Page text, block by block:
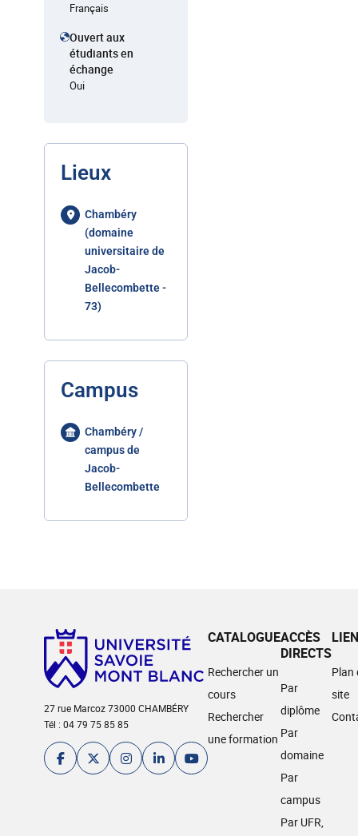
Français
Ouvert aux
étudiants en
échange
Oui
Lieux
Chambéry
(domaine
universitaire de
Jacob-
Bellecombette -
73)
Campus
Chambéry /
campus de
Jacob-
Bellecombette
27 rue Marcoz 73000 CHAMBÉRY
Tél : 04 79 75 85 85
CATALOGUE
Rechercher un
cours
Rechercher
une formation
ACCÈS
DIRECTS
Par
diplôme
Par
domaine
Par
campus
Par UFR,
Plan
site